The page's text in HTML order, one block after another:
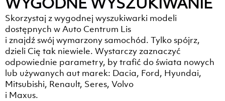
Skorzystaj z wygodnej wyszukiwarki modeli
dostępnych w Auto Centrum Lis
i znajdź swój wymarzony samochód. Tylko spójrz,
dzieli Cię tak niewiele. Wystarczy zaznaczyć
odpowiednie parametry, by trafić do świata nowych
lub używanych aut marek: Dacia, Ford, Hyundai,
Mitsubishi, Renault, Seres, Volvo
i Maxus.